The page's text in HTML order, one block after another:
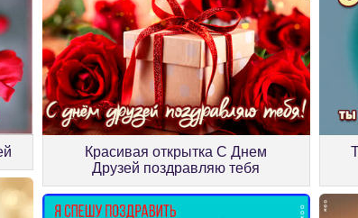
Красивая открытка С Днем
Друзей поздравляю тебя